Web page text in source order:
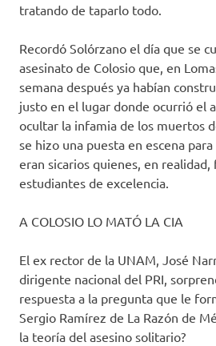
tratando de taparlo todo.
Recordó Solórzano el día que se
asesinato de Colosio que, en
semana después ya habían
justo en el lugar donde ocurrió el
ocultar la infamia de los muertos
se hizo una puesta en escena
eran sicarios quienes, en realidad,
estudiantes de excelencia.
A COLOSIO LO MATÓ LA CIA
El ex rector de la UNAM, José
dirigente nacional del PRI,
respuesta a la pregunta que le
Sergio Ramírez de La Razón de
la teoría del asesino solitario?